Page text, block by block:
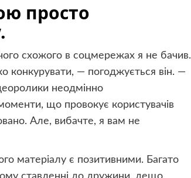
просто
схожого в соцмережах я не бачив.
конкурувати, — погоджується він. —
неодмінно
що провокує користувачів
Але, вибачте, я вам не
матеріалу є позитивними. Багато